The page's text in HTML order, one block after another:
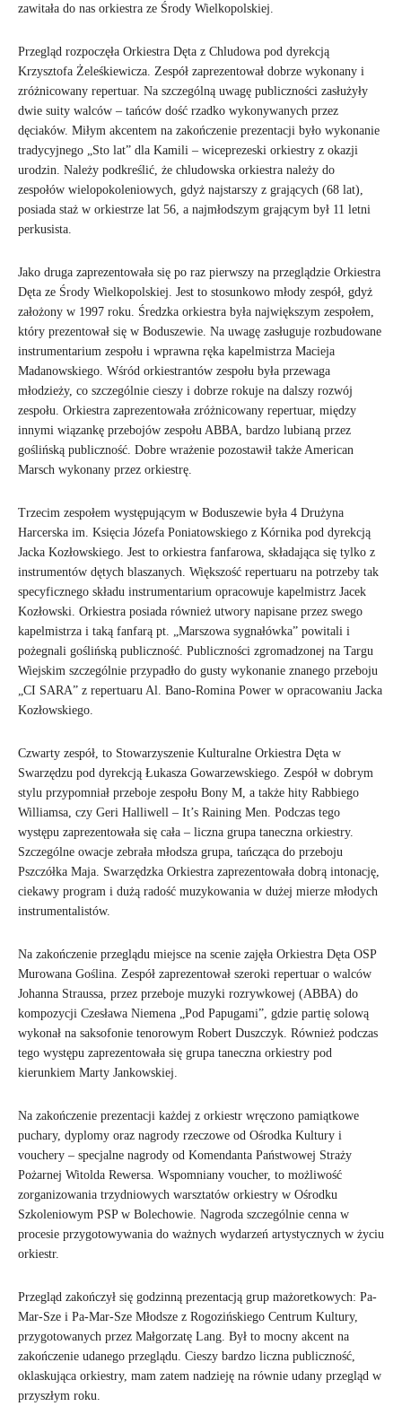
zawitała do nas orkiestra ze Środy Wielkopolskiej.
Przegląd rozpoczęła Orkiestra Dęta z Chludowa pod dyrekcją
Krzysztofa Żeleśkiewicza. Zespół zaprezentował dobrze wykonany i
zróżnicowany repertuar. Na szczególną uwagę publiczności zasłużyły
dwie suity walców – tańców dość rzadko wykonywanych przez
dęciaków. Miłym akcentem na zakończenie prezentacji było wykonanie
tradycyjnego „Sto lat” dla Kamili – wiceprezeski orkiestry z okazji
urodzin. Należy podkreślić, że chludowska orkiestra należy do
zespołów wielopokoleniowych, gdyż najstarszy z grających (68 lat),
posiada staż w orkiestrze lat 56, a najmłodszym grającym był 11 letni
perkusista.
Jako druga zaprezentowała się po raz pierwszy na przeglądzie Orkiestra
Dęta ze Środy Wielkopolskiej. Jest to stosunkowo młody zespół, gdyż
założony w 1997 roku. Średzka orkiestra była największym zespołem,
który prezentował się w Boduszewie. Na uwagę zasługuje rozbudowane
instrumentarium zespołu i wprawna ręka kapelmistrza Macieja
Madanowskiego. Wśród orkiestrantów zespołu była przewaga
młodzieży, co szczególnie cieszy i dobrze rokuje na dalszy rozwój
zespołu. Orkiestra zaprezentowała zróżnicowany repertuar, między
innymi wiązankę przebojów zespołu ABBA, bardzo lubianą przez
goślińską publiczność. Dobre wrażenie pozostawił także American
Marsch wykonany przez orkiestrę.
Trzecim zespołem występującym w Boduszewie była 4 Drużyna
Harcerska im. Księcia Józefa Poniatowskiego z Kórnika pod dyrekcją
Jacka Kozłowskiego. Jest to orkiestra fanfarowa, składająca się tylko z
instrumentów dętych blaszanych. Większość repertuaru na potrzeby tak
specyficznego składu instrumentarium opracowuje kapelmistrz Jacek
Kozłowski. Orkiestra posiada również utwory napisane przez swego
kapelmistrza i taką fanfarą pt. „Marszowa sygnałówka” powitali i
pożegnali goślińską publiczność. Publiczności zgromadzonej na Targu
Wiejskim szczególnie przypadło do gusty wykonanie znanego przeboju
„CI SARA” z repertuaru Al. Bano-Romina Power w opracowaniu Jacka
Kozłowskiego.
Czwarty zespół, to Stowarzyszenie Kulturalne Orkiestra Dęta w
Swarzędzu pod dyrekcją Łukasza Gowarzewskiego. Zespół w dobrym
stylu przypomniał przeboje zespołu Bony M, a także hity Rabbiego
Williamsa, czy Geri Halliwell – It’s Raining Men. Podczas tego
występu zaprezentowała się cała – liczna grupa taneczna orkiestry.
Szczególne owacje zebrała młodsza grupa, tańcząca do przeboju
Pszczółka Maja. Swarzędzka Orkiestra zaprezentowała dobrą intonację,
ciekawy program i dużą radość muzykowania w dużej mierze młodych
instrumentalistów.
Na zakończenie przeglądu miejsce na scenie zajęła Orkiestra Dęta OSP
Murowana Goślina. Zespół zaprezentował szeroki repertuar o walców
Johanna Straussa, przez przeboje muzyki rozrywkowej (ABBA) do
kompozycji Czesława Niemena „Pod Papugami”, gdzie partię solową
wykonał na saksofonie tenorowym Robert Duszczyk. Również podczas
tego występu zaprezentowała się grupa taneczna orkiestry pod
kierunkiem Marty Jankowskiej.
Na zakończenie prezentacji każdej z orkiestr wręczono pamiątkowe
puchary, dyplomy oraz nagrody rzeczowe od Ośrodka Kultury i
vouchery – specjalne nagrody od Komendanta Państwowej Straży
Pożarnej Witolda Rewersa. Wspomniany voucher, to możliwość
zorganizowania trzydniowych warsztatów orkiestry w Ośrodku
Szkoleniowym PSP w Bolechowie. Nagroda szczególnie cenna w
procesie przygotowywania do ważnych wydarzeń artystycznych w życiu
orkiestr.
Przegląd zakończył się godzinną prezentacją grup mażoretkowych: Pa-
Mar-Sze i Pa-Mar-Sze Młodsze z Rogozińskiego Centrum Kultury,
przygotowanych przez Małgorzatę Lang. Był to mocny akcent na
zakończenie udanego przeglądu. Cieszy bardzo liczna publiczność,
oklaskująca orkiestry, mam zatem nadzieję na równie udany przegląd w
przyszłym roku.